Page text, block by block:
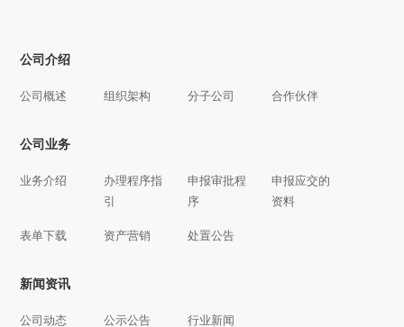
公司介绍
公司概述 组织架构 分子公司 合作伙伴
公司业务
业务介绍
办理程序指
引
申报审批程
序
申报应交的
资料
表单下载 资产营销 处置公告
新闻资讯
公司动态 公示公告 行业新闻